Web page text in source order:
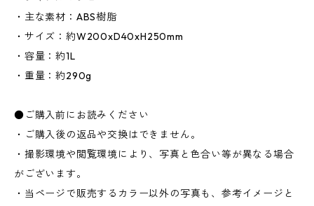
・主な素材：ABS樹脂
・サイズ：約W200xD40xH250mm
・容量：約1L
・重量：約290g
●ご購入前にお読みください
・ご購入後の返品や交換はできません。
・撮影環境や閲覧環境により、写真と色合い等が異なる場合
がございます。
・当ページで販売するカラー以外の写真も、参考イメージと